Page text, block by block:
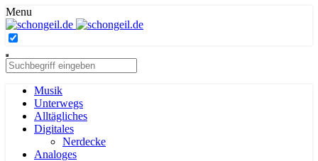
Menu
Musik
Unterwegs
Alltägliches
Digitales
Nerdecke
Analoges